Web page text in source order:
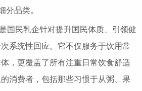
分品类。
国民乳企针对提升国民体质、引领健
系统性回应。它不仅服务于饮用常
，更覆盖了所有注重日常饮食舒适
消费者，包括那些习惯于从粥、果